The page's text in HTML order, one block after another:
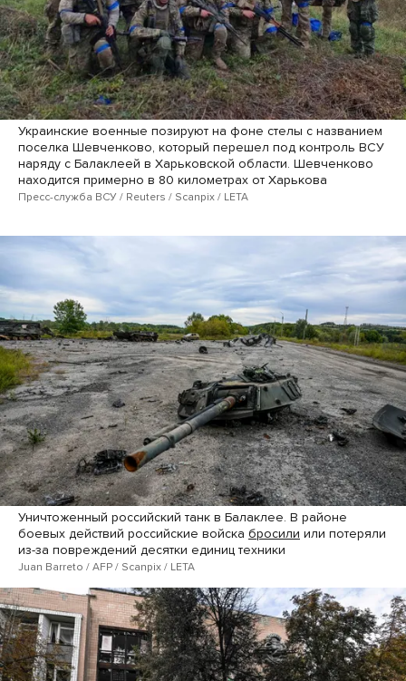
Украинские военные позируют на фоне стелы с названием
поселка Шевченково, который перешел под контроль ВСУ
наряду с Балаклеей в Харьковской области. Шевченково
находится примерно в 80 километрах от Харькова
Пресс-служба ВСУ / Reuters / Scanpix / LETA
Уничтоженный российский танк в Балаклее. В районе
боевых действий российские войска бросили или потеряли
из-за повреждений десятки единиц техники
Juan Barreto / AFP / Scanpix / LETA